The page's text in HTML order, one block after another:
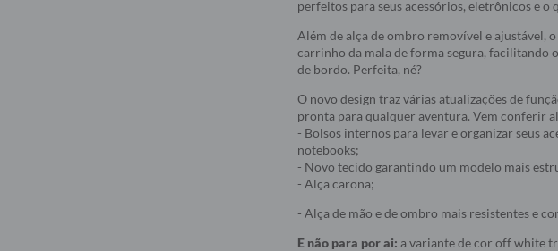
perfeitos para seus acessórios, eletrônicos e o
Além de alça de ombro removível e ajustável,
carrinho da mala de forma segura, facilitando
de bordo. Perfeita, né?
O novo design traz várias atualizações de
pronta para qualquer aventura. Vem conferir
- Bolsos internos para levar e organizar seus
notebooks;
- Novo tecido garantindo um modelo mais
- Alça carona;
- Alça de mão e de ombro mais resistentes e
E não para por ai: a variante de cor off white